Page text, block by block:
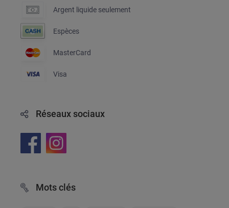
Argent liquide seulement
Espèces
MasterCard
Visa
Réseaux sociaux
Mots clés